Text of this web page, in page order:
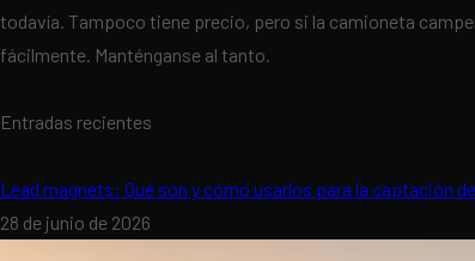
todavía. Tampoco tiene precio, pero si la camioneta
fácilmente. Manténganse al tanto.
Entradas recientes
Lead magnets: Qué son y cómo usarlos para la captación
28 de junio de 2026